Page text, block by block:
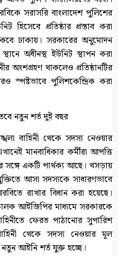
সরাসরি বাংলাদেশ পুলিশের
হিসেবে প্রতিষ্ঠার প্রস্তাব করা
ঢাকায়। সরকারের অনুমোদন
অধীনস্থ ইউনিট স্থাপন করা
অংশগ্রহণ থাকলেও প্রতিষ্ঠানটির
পুলিশকেন্দ্রিক করা
নতুন শর্ত দুই বছর
বাহিনী থেকে সদস্য নেওয়ার
মানবাধিকার কর্মীরা আপত্তি
সঙ্গে একটি পার্থক্য আছে। খসড়ায়
আসা সদস্যকে সাধারণভাবে
রাখার বিধান করা হয়েছে।
আইজিপির মাধ্যমে সরকারকে
ফেরত পাঠানোর সুপারিশ
থেকে সদস্য নেওয়ার মূল
আইনি শর্ত যুক্ত হচ্ছে।